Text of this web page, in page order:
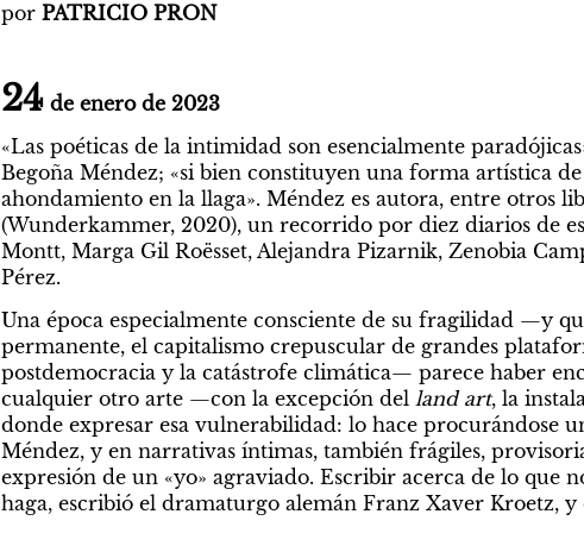
por PATRICIO PRON
24 de enero de 2023
«Las poéticas de la intimidad son esencialmente
Begoña Méndez; «si bien constituyen una forma artística
ahondamiento en la llaga». Méndez es autora, entre otros
(Wunderkammer, 2020), un recorrido por diez diarios de
Montt, Marga Gil Roësset, Alejandra Pizarnik, Zenobia
Pérez.
Una época especialmente consciente de su fragilidad —y
permanente, el capitalismo crepuscular de grandes
postdemocracia y la catástrofe climática— parece haber
cualquier otro arte —con la excepción del land art, la
donde expresar esa vulnerabilidad: lo hace procurándose
Méndez, y en narrativas íntimas, también frágiles,
expresión de un «yo» agraviado. Escribir acerca de lo que
haga, escribió el dramaturgo alemán Franz Xaver Kroetz, y